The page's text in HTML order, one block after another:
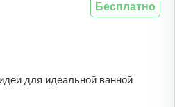
для идеальной ванной
Бесплатно